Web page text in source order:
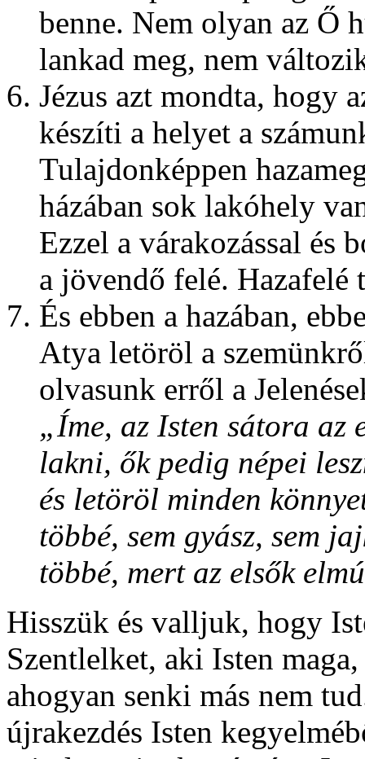
benne. Nem olyan az Ő
lankad meg, nem
Jézus azt mondta, hogy
készíti a helyet a
Tulajdonképpen
házában sok lakóhely
Ezzel a várakozással és
a jövendő felé. Hazafelé
És ebben a hazában,
Atya letöröl a
olvasunk erről a
„Íme, az Isten sátora az
lakni, ők pedig népei
és letöröl minden
többé, sem gyász, sem
többé, mert az elsők
Hisszük és valljuk, hogy
Szentlelket, aki Isten
ahogyan senki más nem
újrakezdés Isten